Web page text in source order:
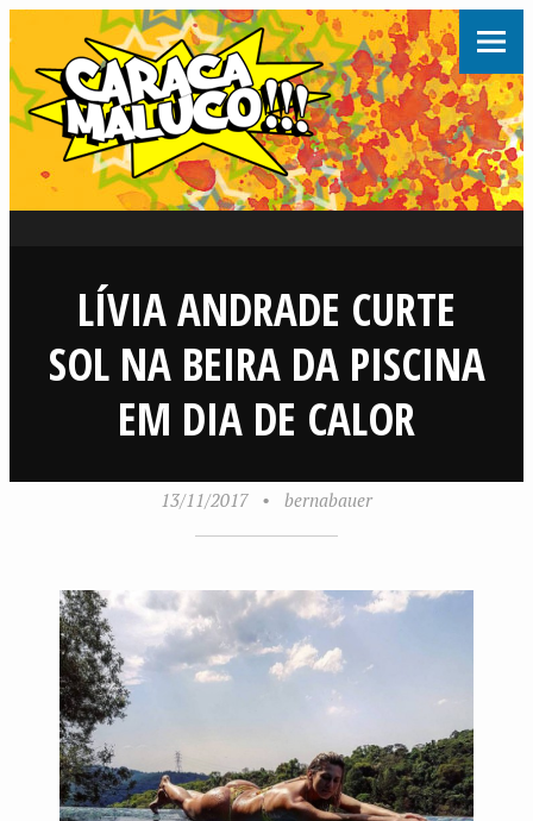
LÍVIA ANDRADE CURTE
SOL NA BEIRA DA PISCINA
EM DIA DE CALOR
13/11/2017 • bernabauer